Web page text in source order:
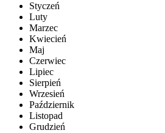
Styczeń
Luty
Marzec
Kwiecień
Maj
Czerwiec
Lipiec
Sierpień
Wrzesień
Październik
Listopad
Grudzień